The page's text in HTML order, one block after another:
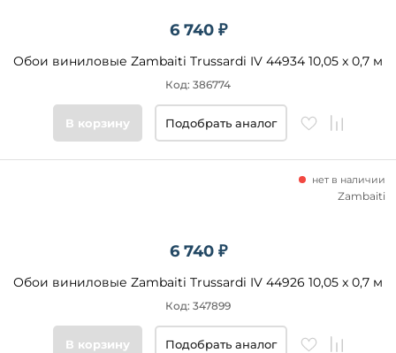
6 740 ₽
Обои виниловые Zambaiti Trussardi IV 44934 10,05 x 0,7 м
Код: 386774
В корзину Подобрать аналог
6 740 ₽
Обои виниловые Zambaiti Trussardi IV 44926 10,05 x 0,7 м
нет в наличии
Код: 347899
Zambaiti
В корзину Подобрать аналог